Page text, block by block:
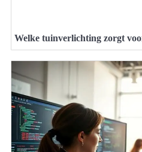
Welke tuinverlichting zorgt